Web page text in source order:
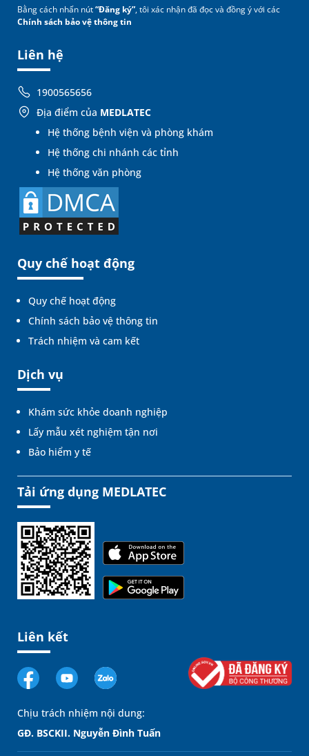
Liên hệ
1900565656
Địa điểm của MEDLATEC
Hệ thống bệnh viện và phòng khám
Hệ thống chi nhánh các tỉnh
Hệ thống văn phòng
Quy chế hoạt động
Quy chế hoạt động
Chính sách bảo vệ thông tin
Trách nhiệm và cam kết
Dịch vụ
Khám sức khỏe doanh nghiệp
Lấy mẫu xét nghiệm tận nơi
Bảo hiểm y tế
Bằng cách nhấn nút“Đăng ký”, tôi xác nhận đã đọc và đồng ý với các
Chính sách bảo vệ thông tin
Tải ứng dụng MEDLATEC
Liên kết
Chịu trách nhiệm nội dung:
GĐ. BSCKII. Nguyễn Đình Tuấn